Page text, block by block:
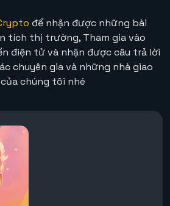
để nhận được những bài
tích thị trường, Tham gia vào
điện tử và nhận được câu trả lời
chuyên gia và những nhà giao
chúng tôi nhé